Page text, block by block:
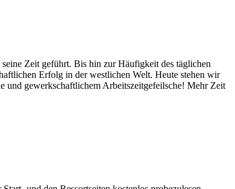
Zeit geführt. Bis hin zur Häufigkeit des täglichen
Erfolg in der westlichen Welt. Heute stehen wir
und gewerkschaftlichem Arbeitszeitgefeilsche! Mehr Zeit